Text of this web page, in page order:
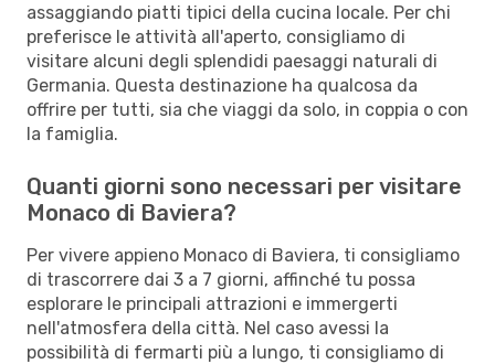
assaggiando piatti tipici della cucina locale. Per chi
preferisce le attività all'aperto, consigliamo di
visitare alcuni degli splendidi paesaggi naturali di
Germania. Questa destinazione ha qualcosa da
offrire per tutti, sia che viaggi da solo, in coppia o con
la famiglia.
Quanti giorni sono necessari per visitare
Monaco di Baviera?
Per vivere appieno Monaco di Baviera, ti consigliamo
di trascorrere dai 3 a 7 giorni, affinché tu possa
esplorare le principali attrazioni e immergerti
nell'atmosfera della città. Nel caso avessi la
possibilità di fermarti più a lungo, ti consigliamo di